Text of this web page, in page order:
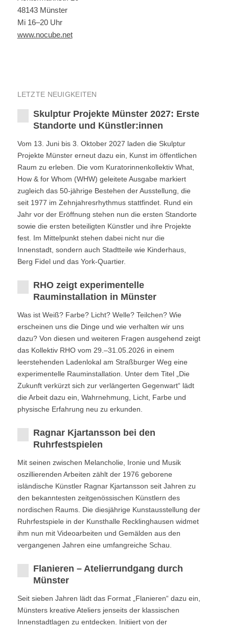
48143 Münster
Mi 16–20 Uhr
www.nocube.net
LETZTE NEUIGKEITEN
Skulptur Projekte Münster 2027: Erste
Standorte und Künstler:innen
Vom 13. Juni bis 3. Oktober 2027 laden die Skulptur
Projekte Münster erneut dazu ein, Kunst im öffentlichen
Raum zu erleben. Die vom Kuratorinnenkollektiv What,
How & for Whom (WHW) geleitete Ausgabe markiert
zugleich das 50-jährige Bestehen der Ausstellung, die
seit 1977 im Zehnjahresrhythmus stattfindet. Rund ein
Jahr vor der Eröffnung stehen nun die ersten Standorte
sowie die ersten beteiligten Künstler und ihre Projekte
fest. Im Mittelpunkt stehen dabei nicht nur die
Innenstadt, sondern auch Stadtteile wie Kinderhaus,
Berg Fidel und das York-Quartier.
RHO zeigt experimentelle
Rauminstallation in Münster
Was ist Weiß? Farbe? Licht? Welle? Teilchen? Wie
erscheinen uns die Dinge und wie verhalten wir uns
dazu? Von diesen und weiteren Fragen ausgehend zeigt
das Kollektiv RHO vom 29.–31.05.2026 in einem
leerstehenden Ladenlokal am Straßburger Weg eine
experimentelle Rauminstallation. Unter dem Titel „Die
Zukunft verkürzt sich zur verlängerten Gegenwart“ lädt
die Arbeit dazu ein, Wahrnehmung, Licht, Farbe und
physische Erfahrung neu zu erkunden.
Ragnar Kjartansson bei den
Ruhrfestspielen
Mit seinen zwischen Melancholie, Ironie und Musik
oszillierenden Arbeiten zählt der 1976 geborene
isländische Künstler Ragnar Kjartansson seit Jahren zu
den bekanntesten zeitgenössischen Künstlern des
nordischen Raums. Die diesjährige Kunstausstellung der
Ruhrfestspiele in der Kunsthalle Recklinghausen widmet
ihm nun mit Videoarbeiten und Gemälden aus den
vergangenen Jahren eine umfangreiche Schau.
Flanieren – Atelierrundgang durch
Münster
Seit sieben Jahren lädt das Format „Flanieren“ dazu ein,
Münsters kreative Ateliers jenseits der klassischen
Innenstadtlagen zu entdecken. Initiiert von der